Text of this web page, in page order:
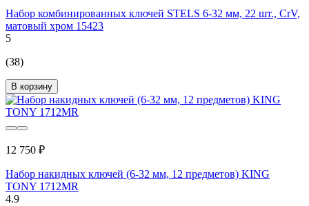
Набор комбинированных ключей STELS 6-32 мм, 22 шт., CrV,
матовый хром 15423
5
(38)
В корзину
12 750 ₽
Набор накидных ключей (6-32 мм, 12 предметов) KING
TONY 1712MR
4.9